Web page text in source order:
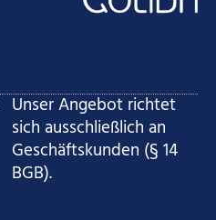
Unser Angebot richtet
sich ausschließlich an
Geschäftskunden (§ 14
BGB).